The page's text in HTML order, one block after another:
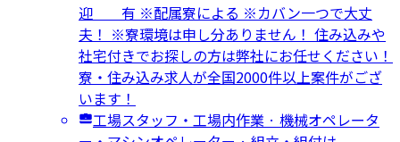
迎 有 ※配属寮による ※カバン一つで大丈
夫！ ※寮環境は申し分ありません！ 住み込みや
社宅付きでお探しの方は弊社にお任せください！
寮・住み込み求人が全国2000件以上案件がござ
います！
工場スタッフ・工場内作業 · 機械オペレータ